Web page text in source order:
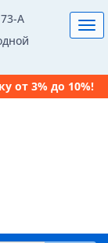
А
от 3% до 10%!